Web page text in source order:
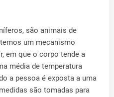
são animais de
um mecanismo
em que o corpo tende a
média de temperatura
a pessoa é exposta a uma
são tomadas para